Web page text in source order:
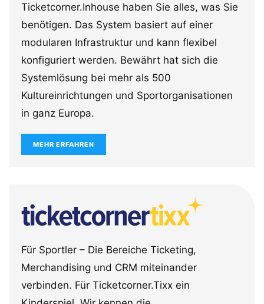
Ticketcorner.Inhouse haben Sie alles, was Sie
benötigen. Das System basiert auf einer
modularen Infrastruktur und kann flexibel
konfiguriert werden. Bewährt hat sich die
Systemlösung bei mehr als 500
Kultureinrichtungen und Sportorganisationen
in ganz Europa.
MEHR ERFAHREN
Für Sportler – Die Bereiche Ticketing,
Merchandising und CRM miteinander
verbinden. Für Ticketcorner.Tixx ein